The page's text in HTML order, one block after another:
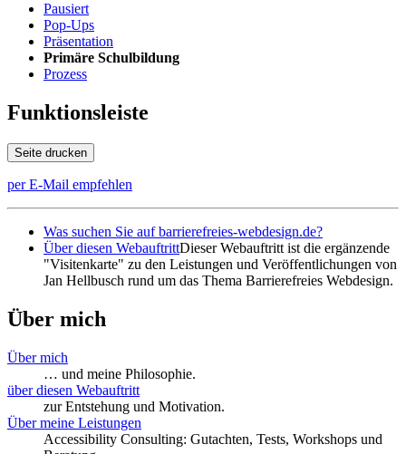
Pausiert
Pop-Ups
Präsentation
Primäre Schulbildung
Prozess
Funktionsleiste
Seite drucken
per E-Mail empfehlen
Was suchen Sie auf barrierefreies-webdesign.de?
Über diesen WebauftrittDieser Webauftritt ist die ergänzende
"Visitenkarte" zu den Leistungen und Veröffentlichungen von
Jan Hellbusch rund um das Thema Barrierefreies Webdesign.
Über mich
Über mich
… und meine Philosophie.
über diesen Webauftritt
zur Entstehung und Motivation.
Über meine Leistungen
Accessibility Consulting: Gutachten, Tests, Workshops und